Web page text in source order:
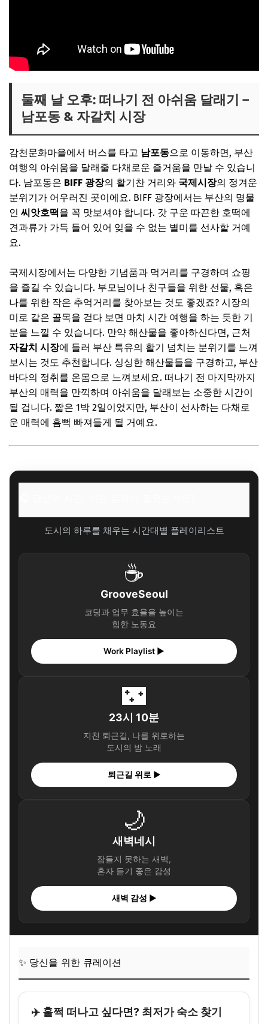
둘째 날 오후: 떠나기 전 아쉬움 달래기 –
남포동 & 자갈치 시장
감천문화마을에서 버스를 타고 남포동으로 이동하면, 부산
여행의 아쉬움을 달래줄 다채로운 즐거움을 만날 수 있습니
다. 남포동은 BIFF 광장의 활기찬 거리와 국제시장의 정겨운
분위기가 어우러진 곳이에요. BIFF 광장에서는 부산의 명물
인 씨앗호떡 을 꼭 맛보셔야 합니다. 갓 구운 따끈한 호떡에
견과류가 가득 들어 있어 잊을 수 없는 별미를 선사할 거예
요.
국제시장에서는 다양한 기념품과 먹거리를 구경하며 쇼핑
을 즐길 수 있습니다. 부모님이나 친구들을 위한 선물, 혹은
나를 위한 작은 추억거리를 찾아보는 것도 좋겠죠? 시장의
미로 같은 골목을 걷다 보면 마치 시간 여행을 하는 듯한 기
분을 느낄 수 있습니다. 만약 해산물을 좋아하신다면, 근처
자갈치 시장에 들러 부산 특유의 활기 넘치는 분위기를 느껴
보시는 것도 추천합니다. 싱싱한 해산물들을 구경하고, 부산
바다의 정취를 온몸으로 느껴보세요. 떠나기 전 마지막까지
부산의 매력을 만끽하며 아쉬움을 달래보는 소중한 시간이
될 겁니다. 짧은 1박 2일이었지만, 부산이 선사하는 다채로
운 매력에 흠뻑 빠져들게 될 거예요.
도시의 하루를 채우는 시간대별 플레이리스트
☕
GrooveSeoul
코딩과 업무 효율을 높이는
힙한 노동요
Work Playlist ▶
🌃
23시 10분
지친 퇴근길, 나를 위로하는
도시의 밤 노래
퇴근길 위로 ▶
🌙
새벽네시
잠들지 못하는 새벽,
혼자 듣기 좋은 감성
새벽 감성 ▶
✨ 당신을 위한 큐레이션
✈️ 훌쩍 떠나고 싶다면? 최저가 숙소 찾기